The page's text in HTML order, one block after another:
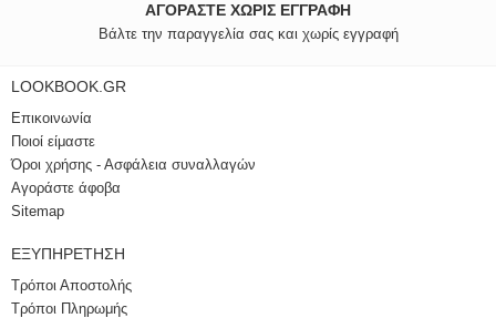
ΑΓΟΡΆΣΤΕ ΧΩΡΊΣ ΕΓΓΡΑΦΉ
Βάλτε την παραγγελία σας και χωρίς εγγραφή
LOOKBOOK.GR
Επικοινωνία
Ποιοί είμαστε
Όροι χρήσης - Ασφάλεια συναλλαγών
Αγοράστε άφοβα
Sitemap
ΕΞΥΠΗΡΈΤΗΣΗ
Τρόποι Αποστολής
Τρόποι Πληρωμής